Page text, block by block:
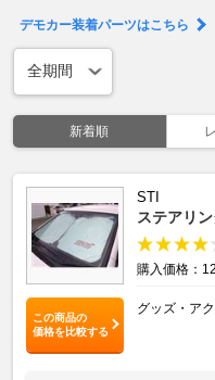
デモカー装着パーツはこちら
新着順
この商品の
価格を比較する
STI
ステアリ
購入価格：
グッズ・ア